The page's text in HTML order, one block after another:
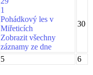
1
Pohádkový les v
Miřeticích
Zobrazit všechny
záznamy ze dne
30
5 6